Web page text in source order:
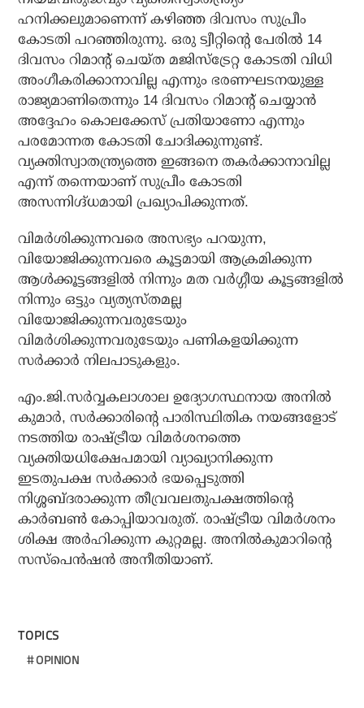
ഹനിക്കലുമാണെന്ന് കഴിഞ്ഞ ദിവസം സുപ്രീം
കോടതി പറഞ്ഞിരുന്നു. ഒരു ട്വീറ്റിന്റെ പേരില്‍ 14
ദിവസം റിമാന്റ് ചെയ്ത മജിസ്‌ട്രേറ്റ കോടതി വിധി
അംഗീകരിക്കാനാവില്ല എന്നും ഭരണഘടനയുള്ള
രാജ്യമാണിതെന്നും 14 ദിവസം റിമാന്റ് ചെയ്യാന്‍
അദ്ദേഹം കൊലക്കേസ് പ്രതിയാണോ എന്നും
പരമോന്നത കോടതി ചോദിക്കുന്നുണ്ട്.
വ്യക്തിസ്വാതന്ത്ര്യത്തെ ഇങ്ങനെ തകര്‍ക്കാനാവില്ല
എന്ന് തന്നെയാണ് സുപ്രീം കോടതി
അസന്നിഗ്ദ്ധമായി പ്രഖ്യാപിക്കുന്നത്.
വിമര്‍ശിക്കുന്നവരെ അസഭ്യം പറയുന്ന,
വിയോജിക്കുന്നവരെ കൂട്ടമായി ആക്രമിക്കുന്ന
ആള്‍ക്കൂട്ടങ്ങളില്‍ നിന്നും മത വര്‍ഗ്ഗീയ കൂട്ടങ്ങളില്‍
നിന്നും ഒട്ടും വ്യത്യസ്തമല്ല
വിയോജിക്കുന്നവരുടേയും
വിമര്‍ശിക്കുന്നവരുടേയും പണികളയിക്കുന്ന
സര്‍ക്കാര്‍ നിലപാടുകളും.
എം.ജി.സര്‍വ്വകലാശാല ഉദ്യോഗസ്ഥനായ അനില്‍
കുമാര്‍, സര്‍ക്കാരിന്റെ പാരിസ്ഥിതിക നയങ്ങളോട്
നടത്തിയ രാഷ്ട്രീയ വിമര്‍ശനത്തെ
വ്യക്തിയധിക്ഷേപമായി വ്യാഖ്യാനിക്കുന്ന
ഇടതുപക്ഷ സര്‍ക്കാര്‍ ഭയപ്പെടുത്തി
നിശ്ശബ്ദരാക്കുന്ന തീവ്രവലതുപക്ഷത്തിന്റെ
കാര്‍ബണ്‍ കോപ്പിയാവരുത്. രാഷ്ട്രീയ വിമര്‍ശനം
ശിക്ഷ അര്‍ഹിക്കുന്ന കുറ്റമല്ല. അനില്‍കുമാറിന്റെ
സസ്‌പെന്‍ഷന്‍ അനീതിയാണ്.
TOPICS
OPINION